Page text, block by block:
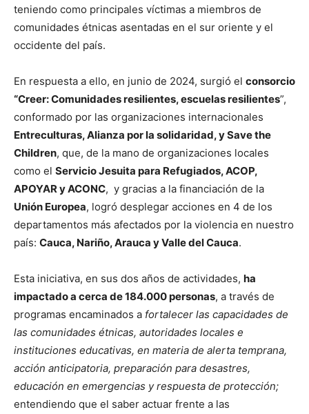
teniendo como principales víctimas a miembros de
comunidades étnicas asentadas en el sur oriente y el
occidente del país.
En respuesta a ello, en junio de 2024, surgió el consorcio
“Creer: Comunidades resilientes, escuelas resilientes”,
conformado por las organizaciones internacionales
Entreculturas, Alianza por la solidaridad, y Save the
Children, que, de la mano de organizaciones locales
como el Servicio Jesuita para Refugiados, ACOP,
APOYAR y ACONC, y gracias a la financiación de la
Unión Europea, logró desplegar acciones en 4 de los
departamentos más afectados por la violencia en nuestro
país: Cauca, Nariño, Arauca y Valle del Cauca.
Esta iniciativa, en sus dos años de actividades, ha
impactado a cerca de 184.000 personas, a través de
programas encaminados a fortalecer las capacidades de
las comunidades étnicas, autoridades locales e
instituciones educativas, en materia de alerta temprana,
acción anticipatoria, preparación para desastres,
educación en emergencias y respuesta de protección;
entendiendo que el saber actuar frente a las